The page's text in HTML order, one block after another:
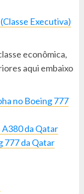
Executiva)
econômica,
aqui embaixo
no Boeing 777
A380 da Qatar
777 da Qatar